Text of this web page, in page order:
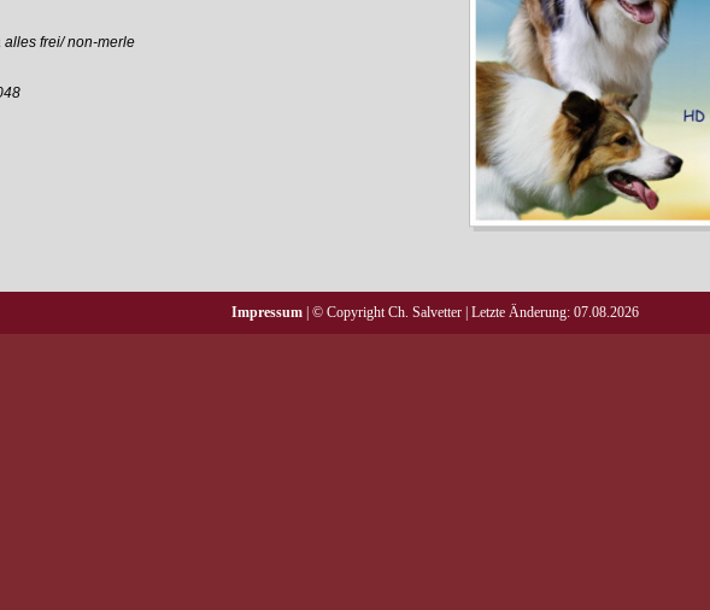
frei/ non-merle
Impressum| © Copyright Ch. Salvetter | Letzte Änderung: 07.08.2026